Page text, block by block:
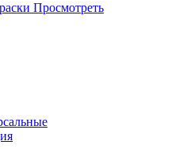
Просмотреть